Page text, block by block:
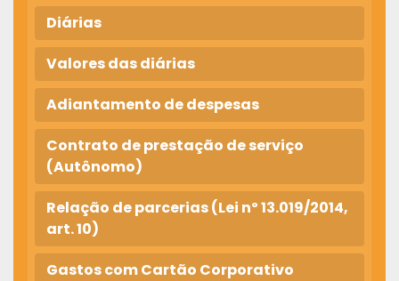
Diárias
Valores das diárias
Adiantamento de despesas
Contrato de prestação de serviço
(Autônomo)
Relação de parcerias (Lei nº 13.019/2014,
art. 10)
Gastos com Cartão Corporativo